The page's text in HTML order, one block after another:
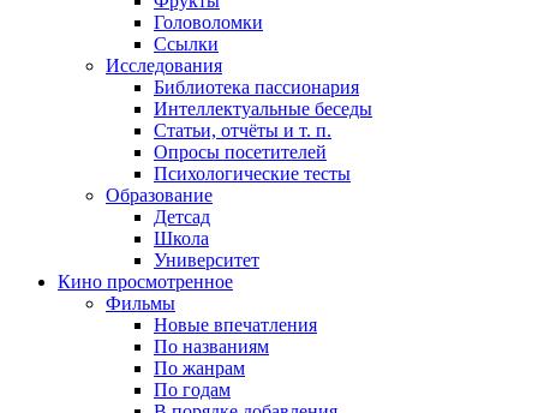
Головоломки
Ссылки
Исследования
Библиотека пассионария
Интеллектуальные беседы
Статьи, отчёты и т. п.
Опросы посетителей
Психологические тесты
Образование
Детсад
Школа
Университет
Кино просмотренное
Фильмы
Новые впечатления
По названиям
По жанрам
По годам